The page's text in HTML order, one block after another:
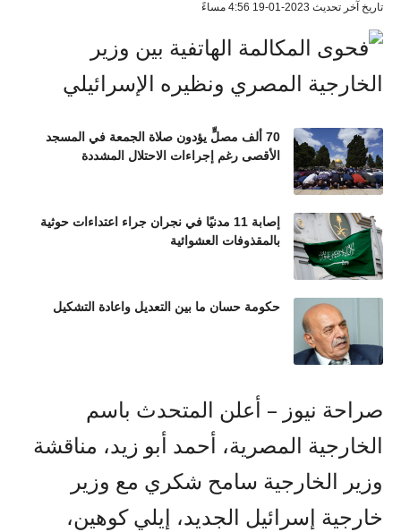
تاريخ آخر تحديث 2023-01-19 4:56 مساءً
70 ألف مصلٍّ يؤدون صلاة الجمعة في المسجد
الأقصى رغم إجراءات الاحتلال المشددة
إصابة 11 مدنيًا في نجران جراء اعتداءات حوثية
بالمقذوفات العشوائية
حكومة حسان ما بين التعديل واعادة التشكيل
صراحة نيوز – أعلن المتحدث باسم
الخارجية المصرية، أحمد أبو زيد، مناقشة
وزير الخارجية سامح شكري مع وزير
خارجية إسرائيل الجديد، إيلي كوهين،